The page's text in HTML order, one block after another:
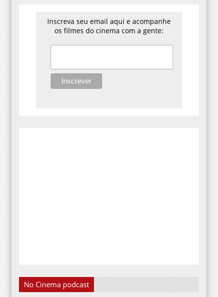
Inscreva seu email aqui e acompanhe
os filmes do cinema com a gente:
No Cinema podcast